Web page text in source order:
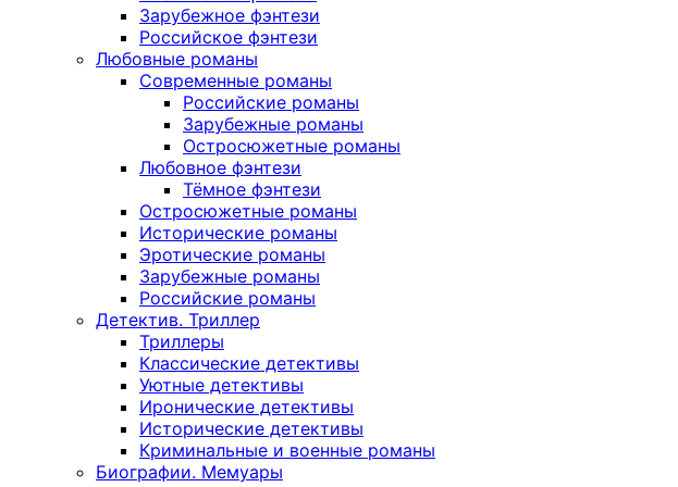
Зарубежное фэнтези
Российское фэнтези
Любовные романы
Современные романы
Российские романы
Зарубежные романы
Остросюжетные романы
Любовное фэнтези
Тёмное фэнтези
Остросюжетные романы
Исторические романы
Эротические романы
Зарубежные романы
Российские романы
Детектив. Триллер
Триллеры
Классические детективы
Уютные детективы
Иронические детективы
Исторические детективы
Криминальные и военные романы
Биографии. Мемуары